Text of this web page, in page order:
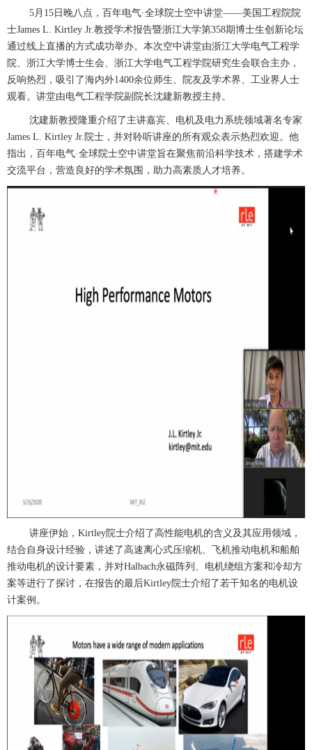
5月15日晚八点，百年电气·全球院士空中讲堂——美国工程院院
士James L. Kirtley Jr.教授学术报告暨浙江大学第358期博士生创新论坛
通过线上直播的方式成功举办。本次空中讲堂由浙江大学电气工程学
院、浙江大学博士生会、浙江大学电气工程学院研究生会联合主办，
反响热烈，吸引了海内外1400余位师生、院友及学术界、工业界人士
观看。讲堂由电气工程学院副院长沈建新教授主持。
沈建新教授隆重介绍了主讲嘉宾、电机及电力系统领域著名专家
James L. Kirtley Jr.院士，并对聆听讲座的所有观众表示热烈欢迎。他
指出，百年电气·全球院士空中讲堂旨在聚焦前沿科学技术，搭建学术
交流平台，营造良好的学术氛围，助力高素质人才培养。
讲座伊始，Kirtley院士介绍了高性能电机的含义及其应用领域，
结合自身设计经验，讲述了高速离心式压缩机、飞机推动电机和船舶
推动电机的设计要素，并对Halbach永磁阵列、电机绕组方案和冷却方
案等进行了探讨，在报告的最后Kirtley院士介绍了若干知名的电机设
计案例。